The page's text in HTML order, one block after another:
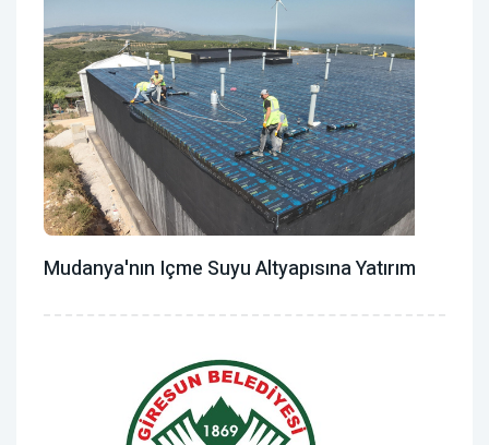
Mudanya'nın Içme Suyu Altyapısına Yatırım